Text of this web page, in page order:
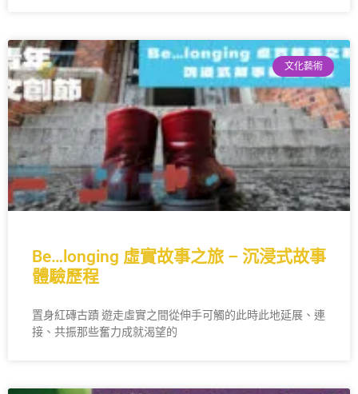
文化藝術
Be…longing 虛實故事之旅 – 沉浸式故事
體驗歷程
置身紅磚古蹟 遊走虛實之間從伸手可觸的此時此地延展、連
接、共振那些奮力成就渴望的